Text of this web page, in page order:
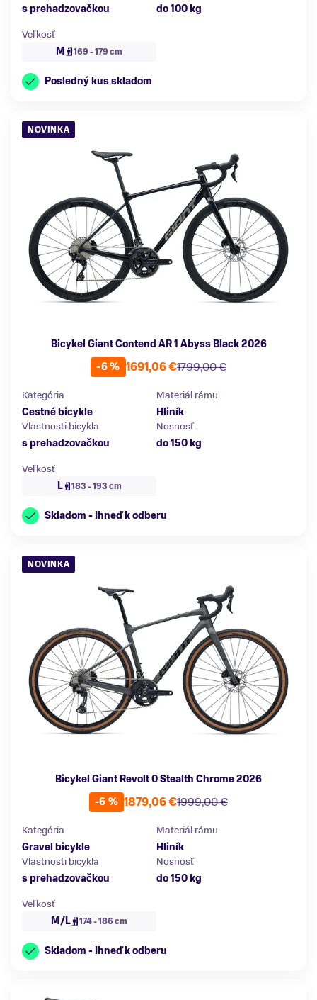
s prehadzovačkou
do 100 kg
Veľkosť
M
169 - 179 cm
Posledný kus skladom
NOVINKA
Bicykel Giant Contend AR 1 Abyss Black 2026
-6 %
1799,00 €
1691,06 €
Kategória
Cestné bicykle
Materiál rámu
Hliník
Vlastnosti bicykla
s prehadzovačkou
Nosnosť
do 150 kg
Veľkosť
L
183 - 193 cm
Skladom - Ihneď k odberu
NOVINKA
Bicykel Giant Revolt 0 Stealth Chrome 2026
-6 %
1999,00 €
1879,06 €
Kategória
Gravel bicykle
Materiál rámu
Hliník
Vlastnosti bicykla
s prehadzovačkou
Nosnosť
do 150 kg
Veľkosť
M/L
174 - 186 cm
Skladom - Ihneď k odberu